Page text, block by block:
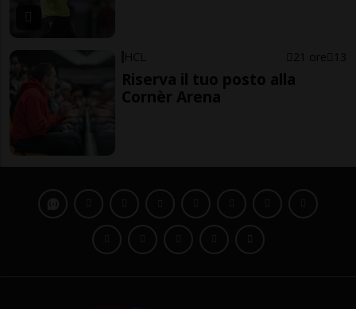
HCL 21 ore 13
Riserva il tuo posto alla
Cornèr Arena